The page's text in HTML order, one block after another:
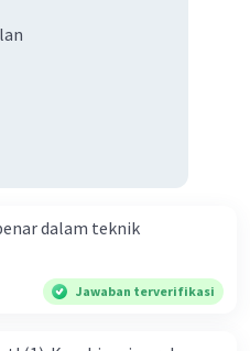
dalam teknik
Jawaban terverifikasi